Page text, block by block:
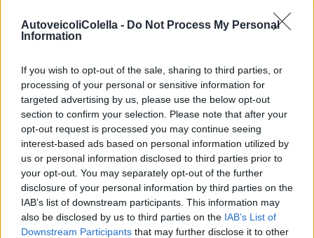
AutoveicoliColella - Do Not Process My Personal
Information
If you wish to opt-out of the sale, sharing to third parties, or
processing of your personal or sensitive information for
targeted advertising by us, please use the below opt-out
section to confirm your selection. Please note that after your
opt-out request is processed you may continue seeing
interest-based ads based on personal information utilized by
us or personal information disclosed to third parties prior to
your opt-out. You may separately opt-out of the further
disclosure of your personal information by third parties on the
IAB’s list of downstream participants. This information may
also be disclosed by us to third parties on the IAB’s List of
Downstream Participants that may further disclose it to other
saremo felici di aiutarti a trovare il modello giusto per te!
NOLEGGIO AUTO
Autoveicoli M. Colella S.r.l.
offre un servizio di noleggio
auto flessibile e conveniente
Pensato per soddisfare le esigenze di privati e aziende;